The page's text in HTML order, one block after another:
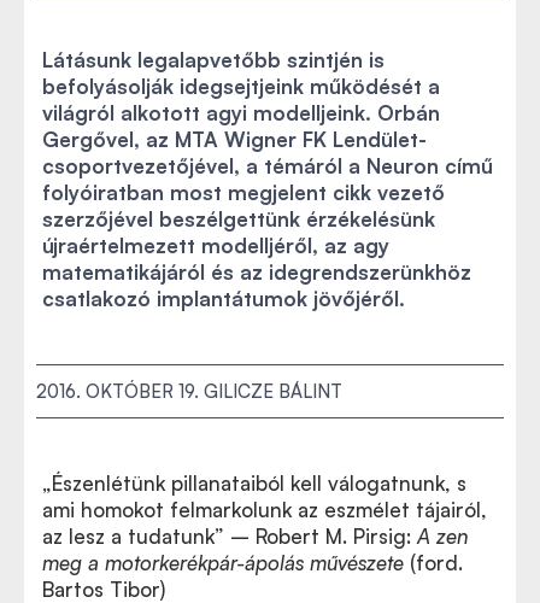
Látásunk legalapvetőbb szintjén is
befolyásolják idegsejtjeink működését a
világról alkotott agyi modelljeink. Orbán
Gergővel, az MTA Wigner FK Lendület-
csoportvezetőjével, a témáról a Neuron című
folyóiratban most megjelent cikk vezető
szerzőjével beszélgettünk érzékelésünk
újraértelmezett modelljéről, az agy
matematikájáról és az idegrendszerünkhöz
csatlakozó implantátumok jövőjéről.
2016. OKTÓBER 19. GILICZE BÁLINT
„Észenlétünk pillanataiból kell válogatnunk, s
ami homokot felmarkolunk az eszmélet tájairól,
az lesz a tudatunk” – Robert M. Pirsig: A zen
meg a motorkerékpár-ápolás művészete (ford.
Bartos Tibor)